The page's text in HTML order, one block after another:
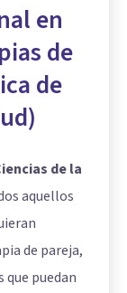
en
de
de
de la
aquellos
de pareja,
que puedan